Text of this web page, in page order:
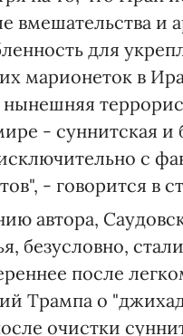
вмешательства и
для
марионеток в
- суннитская и
с
- говорится в
автора,
безусловно,
после
Трампа о
очистки